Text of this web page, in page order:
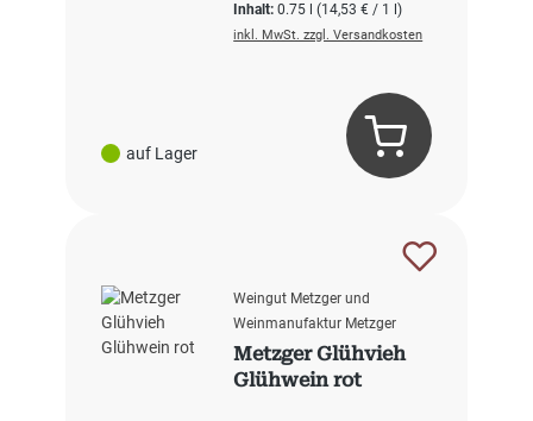
auf Lager
Inhalt:0.75 l(14,53 € / 1 l)
inkl. MwSt. zzgl. Versandkosten
Weingut Metzger und
Weinmanufaktur Metzger
Metzger Glühvieh
Glühwein rot